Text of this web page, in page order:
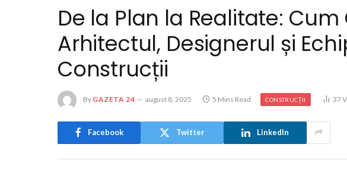
De la Plan la Realitate:
Arhitectul, Designerul și
Construcții
By GAZETA 24 august 8, 2025 5 Mins Read CONSTRUCȚII 37
Facebook Twitter LinkedIn